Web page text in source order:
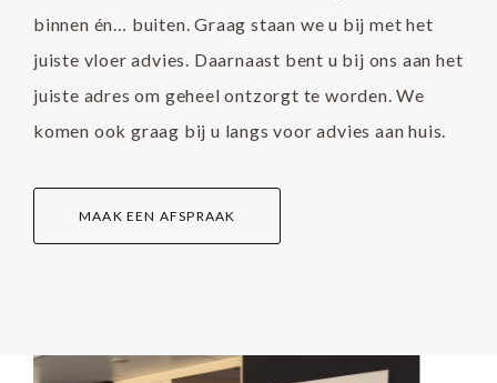
binnen én… buiten. Graag staan we u bij met het
juiste vloer advies. Daarnaast bent u bij ons aan het
juiste adres om geheel ontzorgt te worden. We
komen ook graag bij u langs voor advies aan huis.
MAAK EEN AFSPRAAK